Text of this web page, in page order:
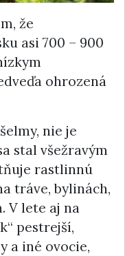
že
asi 700 – 900
ohrozená
nie je
stal všežravým
rastlinnú
tráve, bylinách,
V lete aj na
pestrejší,
a iné ovocie,